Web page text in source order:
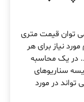
توان قیمت متری
نیاز برای هر
در یک محاسبه
سناریوهای
تواند در مورد